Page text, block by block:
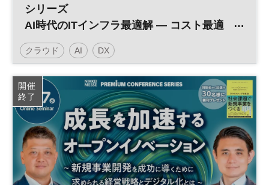
シリーズ
AI時代のITインフラ最適解 ― コスト最適
化・セキュリティ強化・業務自動化を支え
る新戦略
クラウド AI DX
日経メッセプレミアム・カンファレンス・シリーズ
プレミアム・カンファレンス・シリーズ
開催
終了